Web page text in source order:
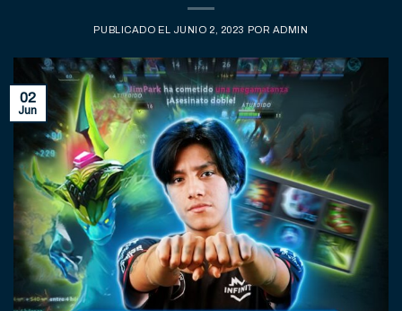
PUBLICADO EL JUNIO 2, 2023 POR ADMIN
02
Jun